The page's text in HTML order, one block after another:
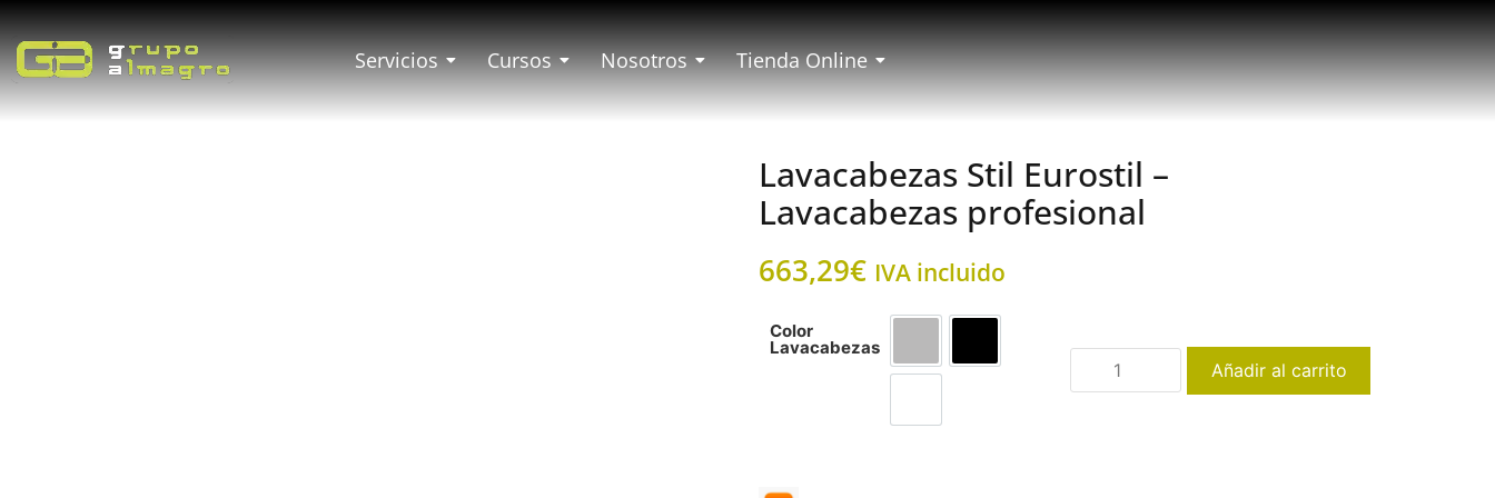
Servicios Cursos Nosotros Tienda Online
Lavacabezas Stil Eurostil –
Lavacabezas profesional
663,29€ IVA incluido
Color
Lavacabezas
Añadir al carrito